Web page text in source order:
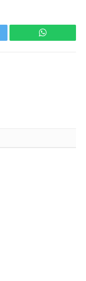
WhatsApp